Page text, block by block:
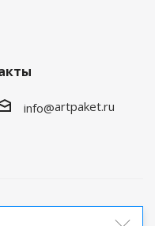
info@artpaket.ru